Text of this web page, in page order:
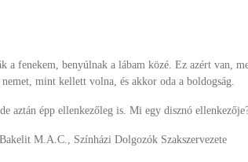
a fenekem, benyúlnak a lábam közé. Ez azért van,
mint kellett volna, és akkor oda a boldogság.
aztán épp ellenkezőleg is. Mi egy disznó
M.A.C., Színházi Dolgozók Szakszervezete